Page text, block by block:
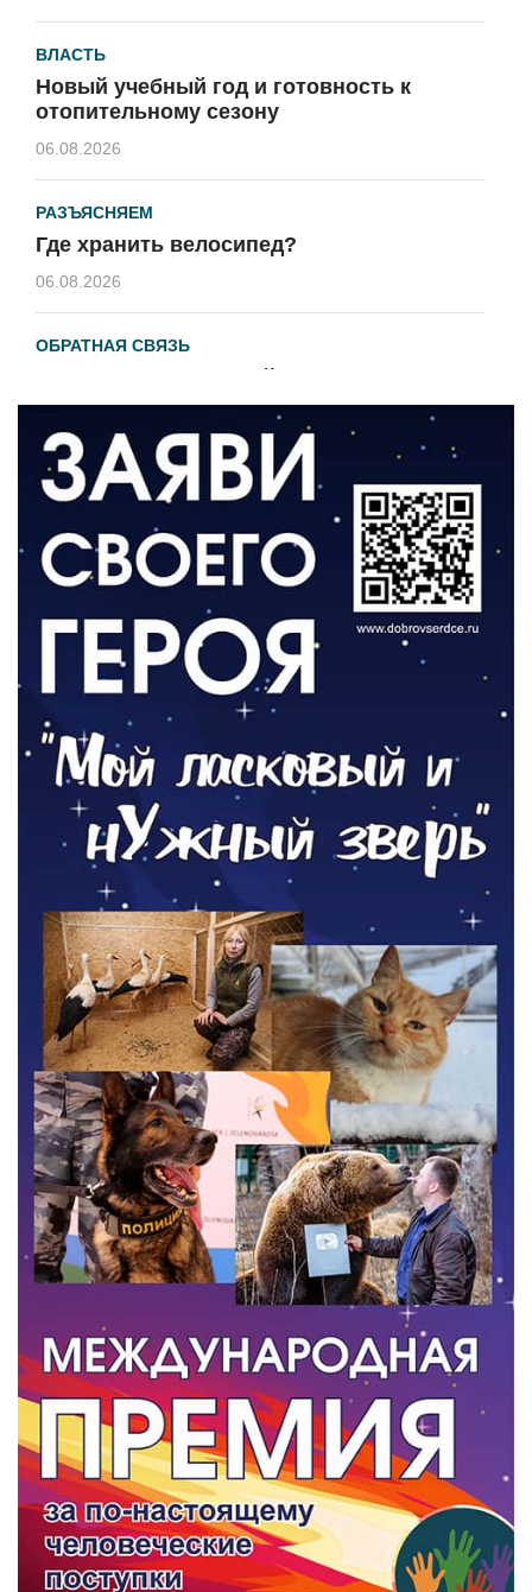
ВЛАСТЬ
Новый учебный год и готовность к
отопительному сезону
06.08.2026
РАЗЪЯСНЯЕМ
Где хранить велосипед?
06.08.2026
ОБРАТНАЯ СВЯЗЬ
Администрация онлайн
ВЛАСТЬ
День памяти и «Симфония народов»
06.08.2026
Новый настил на экотропе
05.08.2026